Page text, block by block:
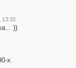
13:32
))
х.